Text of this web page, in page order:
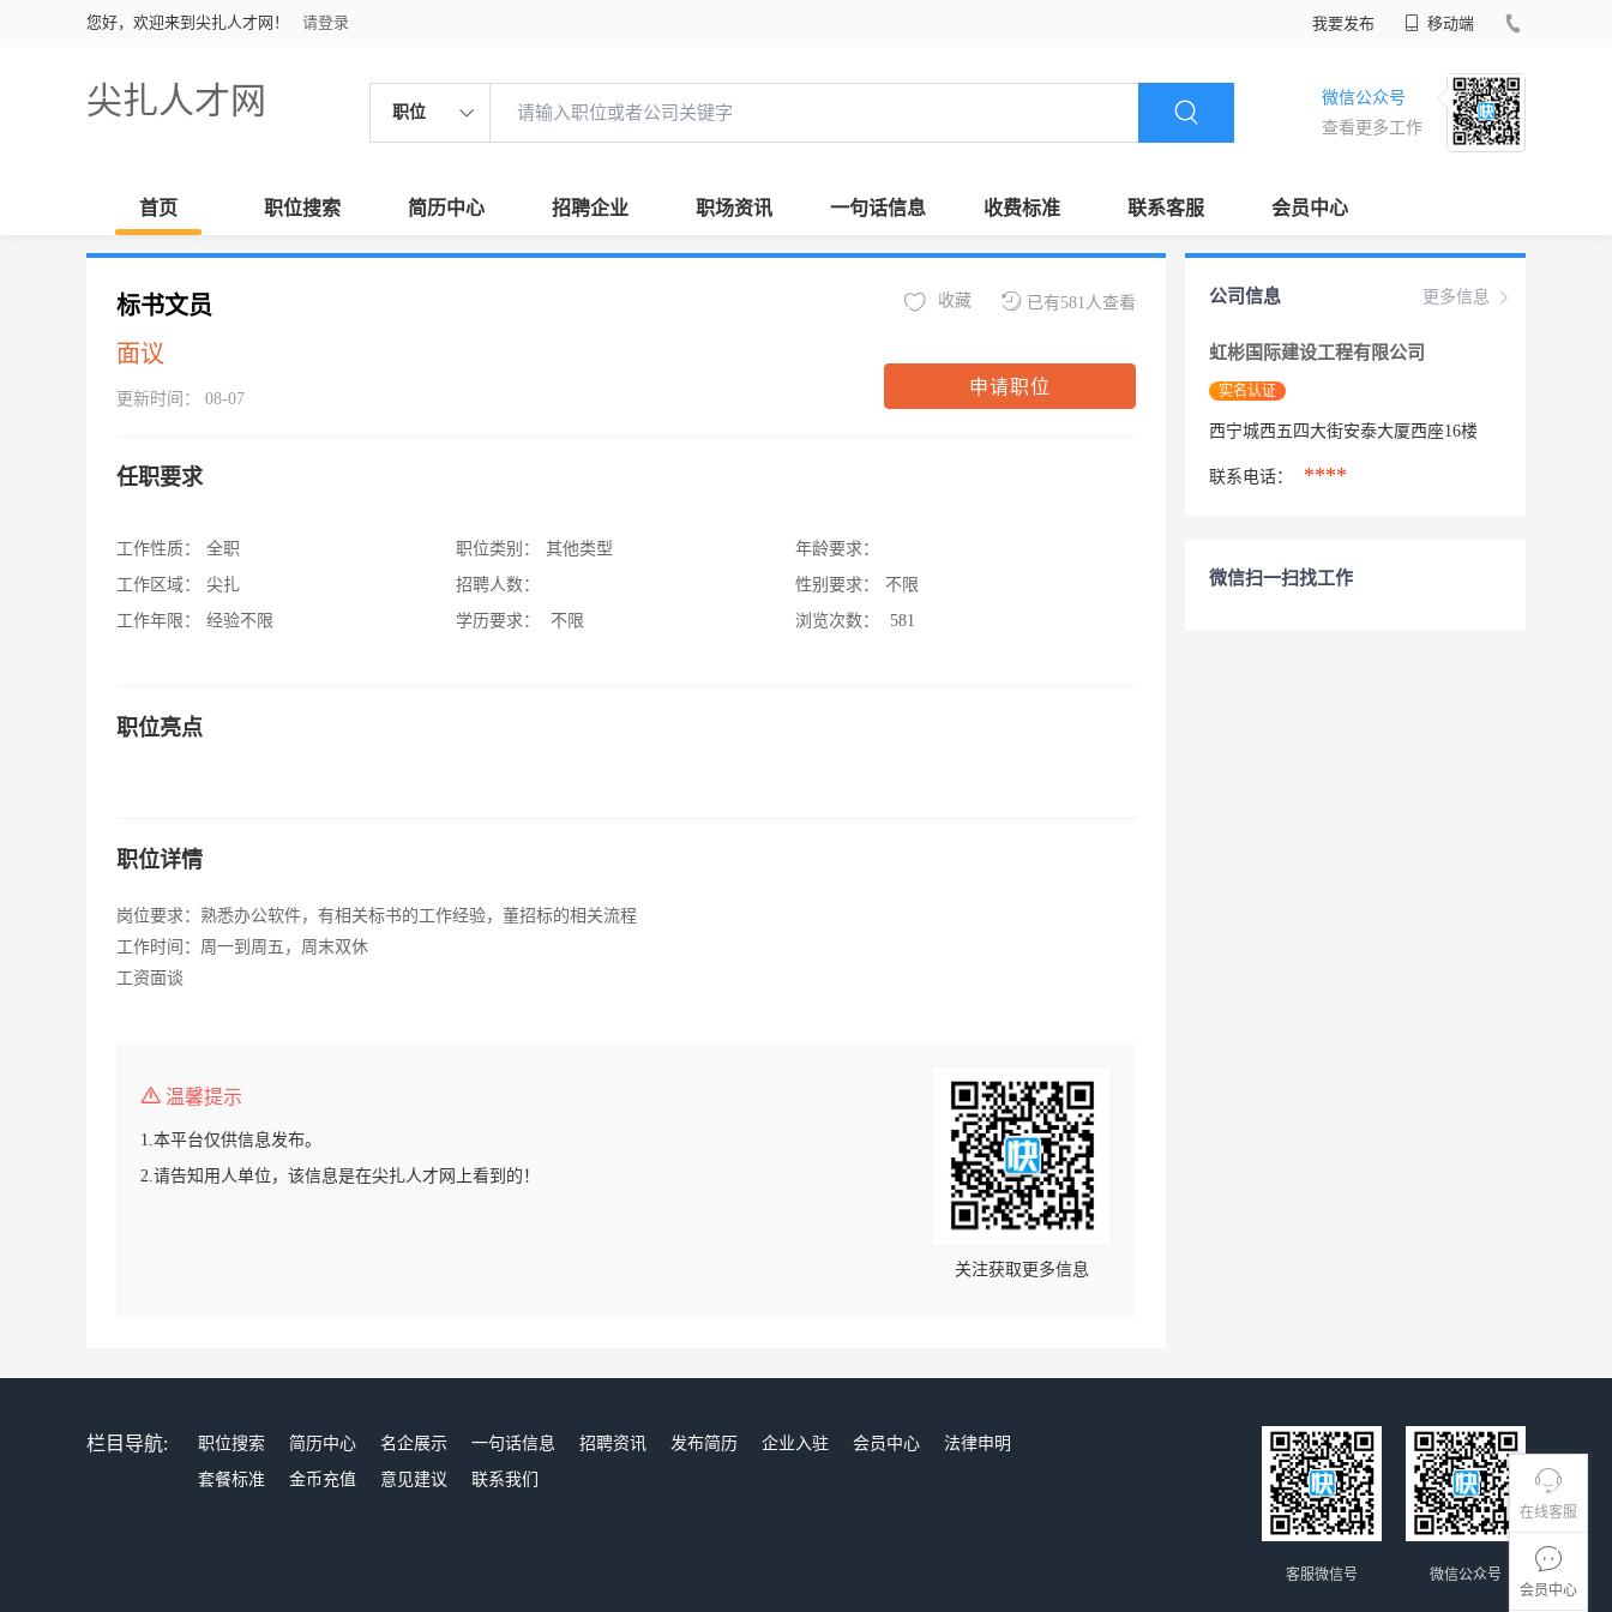
您好，欢迎来到尖扎人才网！ 请登录 我要发布 移动端
尖扎人才网 职位
微信公众号
查看更多工作
首页 职位搜索 简历中心 招聘企业 职场资讯 一句话信息 收费标准 联系客服 会员中心
在线客服
会员中心
标书文员
面议
更新时间： 08-07
已有581人查看
收藏
申请职位
任职要求
工作性质：
全职
工作区域：
尖扎
工作年限：
经验不限
职位类别：
其他类型
招聘人数：
学历要求：
不限
年龄要求：
性别要求：
不限
浏览次数：
581
职位亮点
职位详情
岗位要求：熟悉办公软件，有相关标书的工作经验，董招标的相关流程
工作时间：周一到周五，周末双休
工资面谈
温馨提示
1.本平台仅供信息发布。
2.请告知用人单位，该信息是在尖扎人才网上看到的！
关注获取更多信息
更多信息
公司信息
虹彬国际建设工程有限公司
实名认证
西宁城西五四大街安泰大厦西座16楼
联系电话： ****
微信扫一扫找工作
栏目导航: 职位搜索 简历中心 名企展示 一句话信息 招聘资讯 发布简历 企业入驻 会员中心
法律申明
套餐标准
金币充值 意见建议 联系我们
微信公众号
客服微信号